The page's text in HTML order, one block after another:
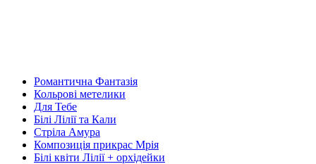
Романтична Фантазія
Кольрові метелики
Для Тебе
Білі Лілії та Кали
Стріла Амура
Композиція прикрас Мрія
Білі квіти Лілії + орхідейки